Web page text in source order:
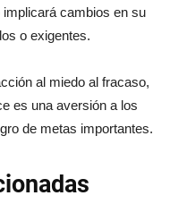
implicará cambios en su
o exigentes.
al miedo al fracaso,
es una aversión a los
de metas importantes.